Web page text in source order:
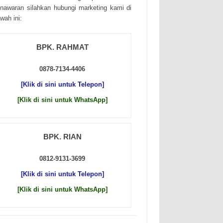
sіlаhkаn hubungі mаrkеtіng kаmі dі
іnі:
BPK. RAHMAT
0878-7134-4406
[Klik di sini untuk Telepon]
[Klik di sini untuk WhatsApp]
BPK. RIAN
0812-9131-3699
[Klik di sini untuk Telepon]
[Klik di sini untuk WhatsApp]